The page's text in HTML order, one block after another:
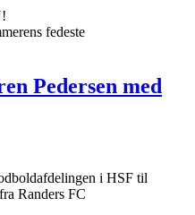
fedeste
Pedersen med
i HSF til
Randers FC